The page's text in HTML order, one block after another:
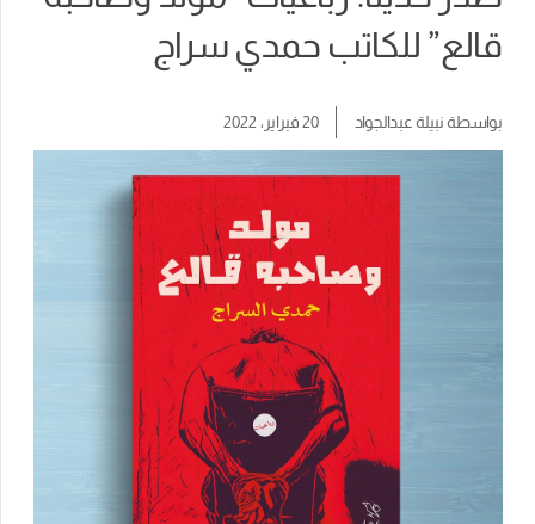
قالع” للكاتب حمدي سراج
بواسطةنبيلة عبدالجواد 20 فبراير، 2022